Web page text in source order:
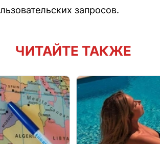
запросов.
ЧИТАЙТЕ ТАКЖЕ